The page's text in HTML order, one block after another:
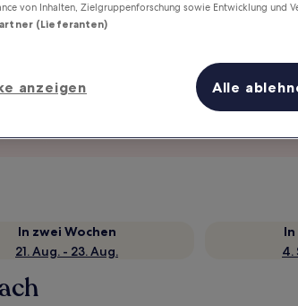
Verdiene Prämien für jede
In zwei Wochen
21. Aug. - 23. Aug.
4.
von Inhalten, Zielgruppenforschung sowie Entwicklung und
(Lieferanten)
anzeigen Alle